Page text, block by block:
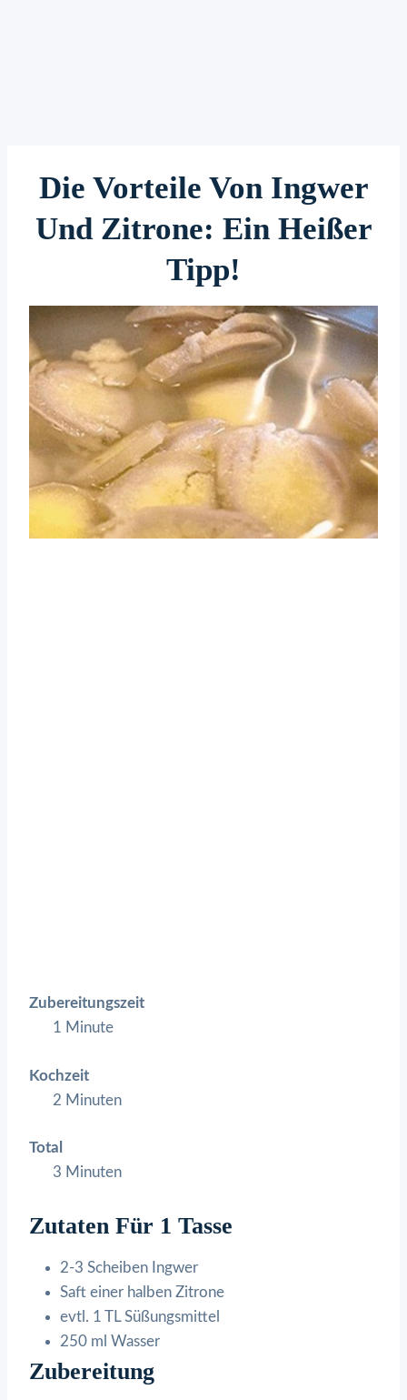
Die Vorteile Von Ingwer
Und Zitrone: Ein Heißer
Tipp!
Zubereitungszeit
1 Minute
Kochzeit
2 Minuten
Total
3 Minuten
Zutaten Für 1 Tasse
2-3 Scheiben Ingwer
Saft einer halben Zitrone
evtl. 1 TL Süßungsmittel
250 ml Wasser
Zubereitung